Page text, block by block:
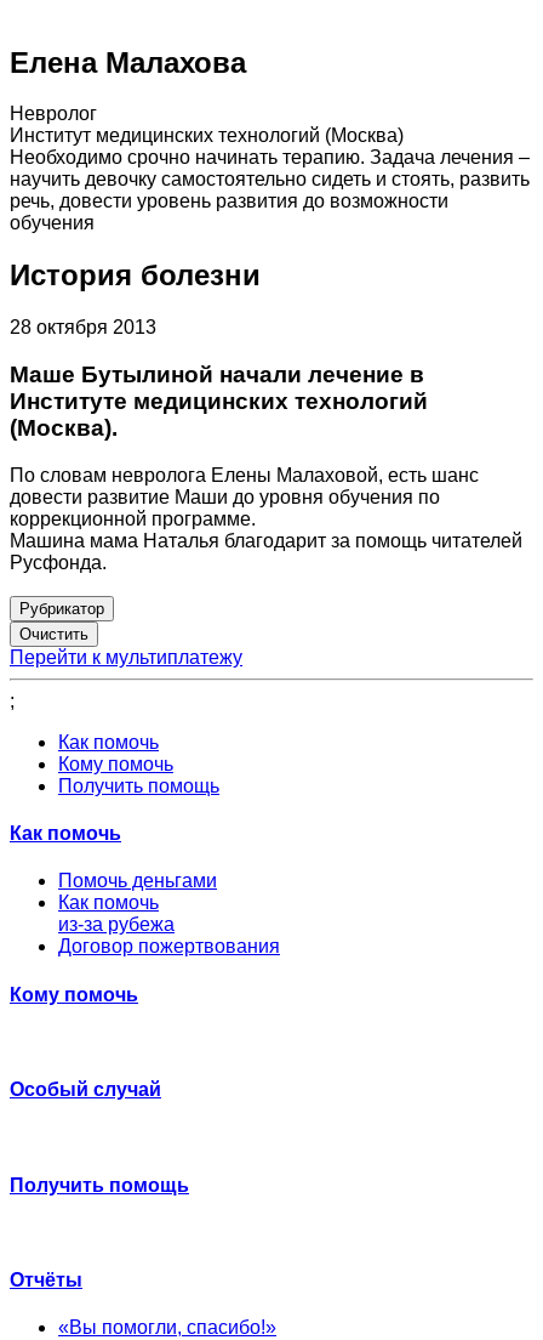
Елена Малахова
Невролог
Институт медицинских технологий (Москва)
Необходимо срочно начинать терапию. Задача лечения –
научить девочку самостоятельно сидеть и стоять, развить
речь, довести уровень развития до возможности
обучения
История болезни
28 октября 2013
Маше Бутылиной начали лечение в
Институте медицинских технологий
(Москва).
По словам невролога Елены Малаховой, есть шанс
довести развитие Маши до уровня обучения по
коррекционной программе.
Машина мама Наталья благодарит за помощь читателей
Русфонда.
Рубрикатор
Перейти к мультиплатежу
;
Как помочь
Кому помочь
Получить помощь
Как помочь
Помочь деньгами
Как помочь
из-за рубежа
Договор пожертвования
Кому помочь
Особый случай
Получить помощь
Отчёты
«Вы помогли, спасибо!»